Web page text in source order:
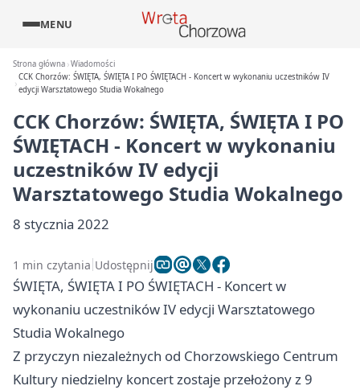
MENU
Strona główna Wiadomości
CCK Chorzów: ŚWIĘTA, ŚWIĘTA I PO ŚWIĘTACH - Koncert w wykonaniu uczestników IV
edycji Warsztatowego Studia Wokalnego
CCK Chorzów: ŚWIĘTA, ŚWIĘTA I PO
ŚWIĘTACH - Koncert w wykonaniu
uczestników IV edycji
Warsztatowego Studia Wokalnego
8 stycznia 2022
1 min czytania Udostępnij
ŚWIĘTA, ŚWIĘTA I PO ŚWIĘTACH - Koncert w
wykonaniu uczestników IV edycji Warsztatowego
Studia Wokalnego
Z przyczyn niezależnych od Chorzowskiego Centrum
Kultury niedzielny koncert zostaje przełożony z 9